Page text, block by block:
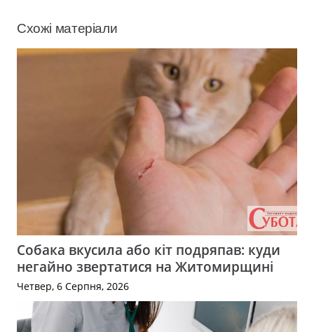
Схожі матеріали
Собака вкусила або кіт подряпав: куди
негайно звертатися на Житомирщині
Четвер, 6 Серпня, 2026